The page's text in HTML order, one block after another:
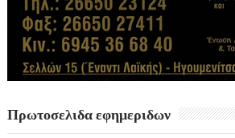
Πρωτοσελιδα εφημεριδων